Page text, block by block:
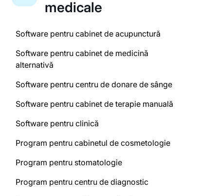
medicale
Software pentru cabinet de acupunctură
Software pentru cabinet de medicină
alternativă
Software pentru centru de donare de sânge
Software pentru cabinet de terapie manuală
Software pentru clinică
Program pentru cabinetul de cosmetologie
Program pentru stomatologie
Program pentru centru de diagnostic